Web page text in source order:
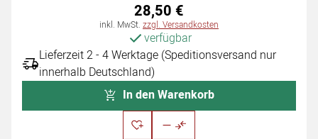
28,50 €
Steuerhinweis:
inkl. MwSt. zzgl. Versandkosten
verfügbar
Lieferzeit 2 - 4 Werktage (Speditionsversand nur
innerhalb Deutschland)
In den Warenkorb